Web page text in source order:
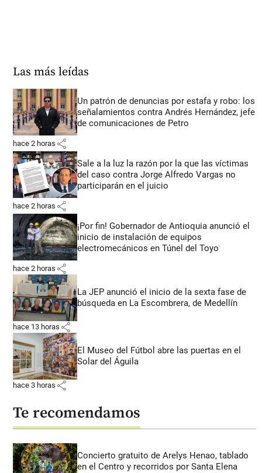
Las más leídas
Un patrón de denuncias por estafa y robo: los
señalamientos contra Andrés Hernández, jefe
de comunicaciones de Petro
hace 2 horas share
Sale a la luz la razón por la que las víctimas
del caso contra Jorge Alfredo Vargas no
participarán en el juicio
hace 2 horas share
¡Por fin! Gobernador de Antioquia anunció el
inicio de instalación de equipos
electromecánicos en Túnel del Toyo
hace 2 horas share
La JEP anunció el inicio de la sexta fase de
búsqueda en La Escombrera, de Medellín
hace 13 horas share
El Museo del Fútbol abre las puertas en el
Solar del Águila
hace 3 horas share
Te recomendamos
Concierto gratuito de Arelys Henao, tablado
en el Centro y recorridos por Santa Elena